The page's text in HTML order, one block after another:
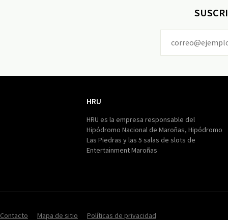
HRU
HRU es la empresa responsable del
Hipódromo Nacional de Maroñas, Hipódromo
Las Piedras y las 5 salas de slots de
Entertainment Maroñas
Contacto Mapa de sitio Políticas de privacidad